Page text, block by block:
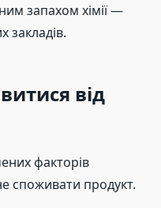
запахом хімії —
закладів.
від
факторів
споживати продукт.